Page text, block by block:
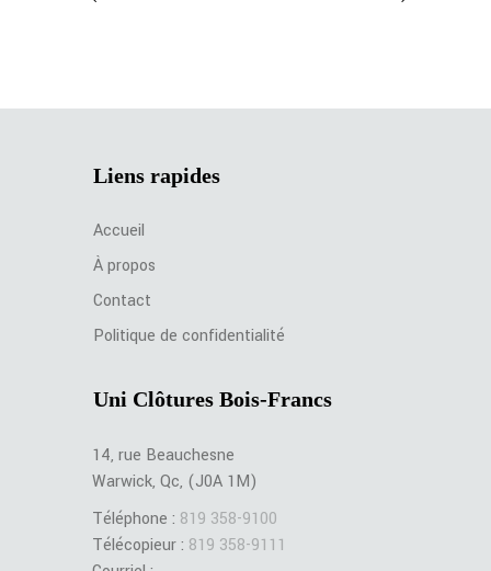
Liens rapides
Accueil
À propos
Contact
Politique de confidentialité
Uni Clôtures Bois-Francs
14, rue Beauchesne
Warwick, Qc, (J0A 1M)
Téléphone : 819 358-9100
Télécopieur : 819 358-9111